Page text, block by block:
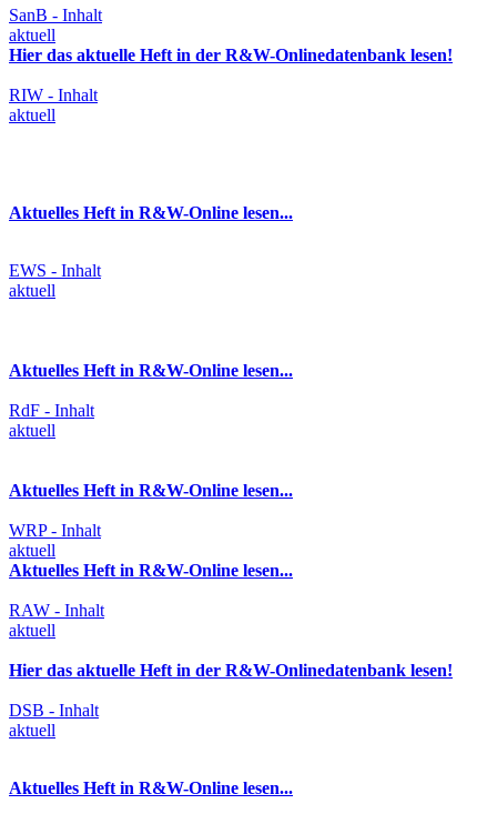
SanB - Inhalt
aktuell
Hier das aktuelle Heft in der R&W-Onlinedatenbank lesen!
RIW - Inhalt
aktuell
Aktuelles Heft in R&W-Online lesen...
EWS - Inhalt
aktuell
Aktuelles Heft in R&W-Online lesen...
RdF - Inhalt
aktuell
Aktuelles Heft in R&W-Online lesen...
WRP - Inhalt
aktuell
Aktuelles Heft in R&W-Online lesen...
RAW - Inhalt
aktuell
Hier das aktuelle Heft in der R&W-Onlinedatenbank lesen!
DSB - Inhalt
aktuell
Aktuelles Heft in R&W-Online lesen...